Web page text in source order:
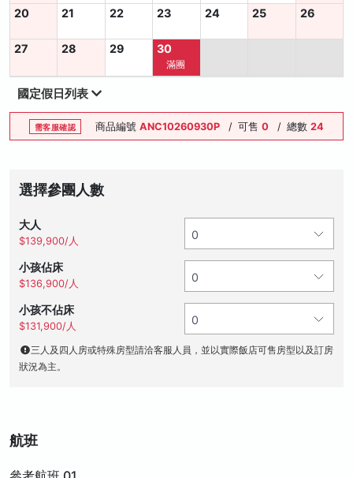
20 21 22 23 24 25 26
27 28 29 30
滿團
國定假日列表
需客服確認 商品編號ANC10260930P / 可售0 / 總數24
選擇參團人數
大人
$139,900/人
小孩佔床
$136,900/人
小孩不佔床
$131,900/人
三人及四人房或特殊房型請洽客服人員，並以實際飯店可售房型以及訂房
狀況為主。
航班